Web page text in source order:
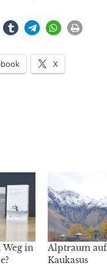
X
in
Alptraum
Kaukasus